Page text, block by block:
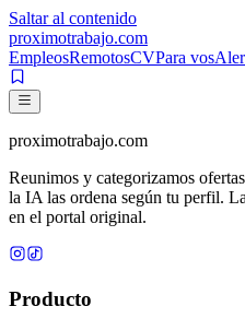
Saltar al contenido
proximotrabajo.com
EmpleosRemotosCVPara vos
proximotrabajo.com
Reunimos y categorizamos
la IA las ordena según tu perfil.
en el portal original.
Producto